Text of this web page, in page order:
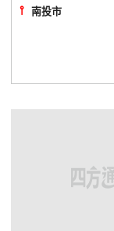
⫯南投市